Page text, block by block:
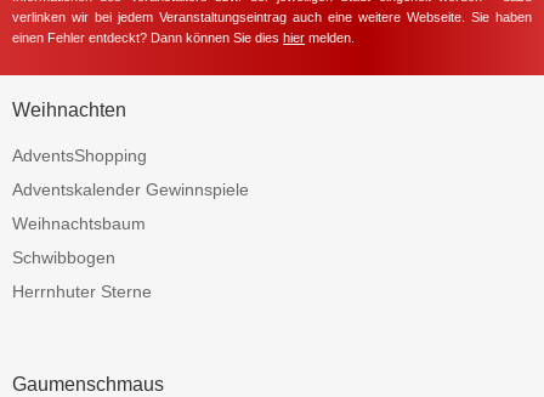
verlinken wir bei jedem Veranstaltungseintrag auch eine weitere Webseite. Sie haben
einen Fehler entdeckt? Dann können Sie dies hier melden.
Weihnachten
AdventsShopping
Adventskalender Gewinnspiele
Weihnachtsbaum
Schwibbogen
Herrnhuter Sterne
Gaumenschmaus